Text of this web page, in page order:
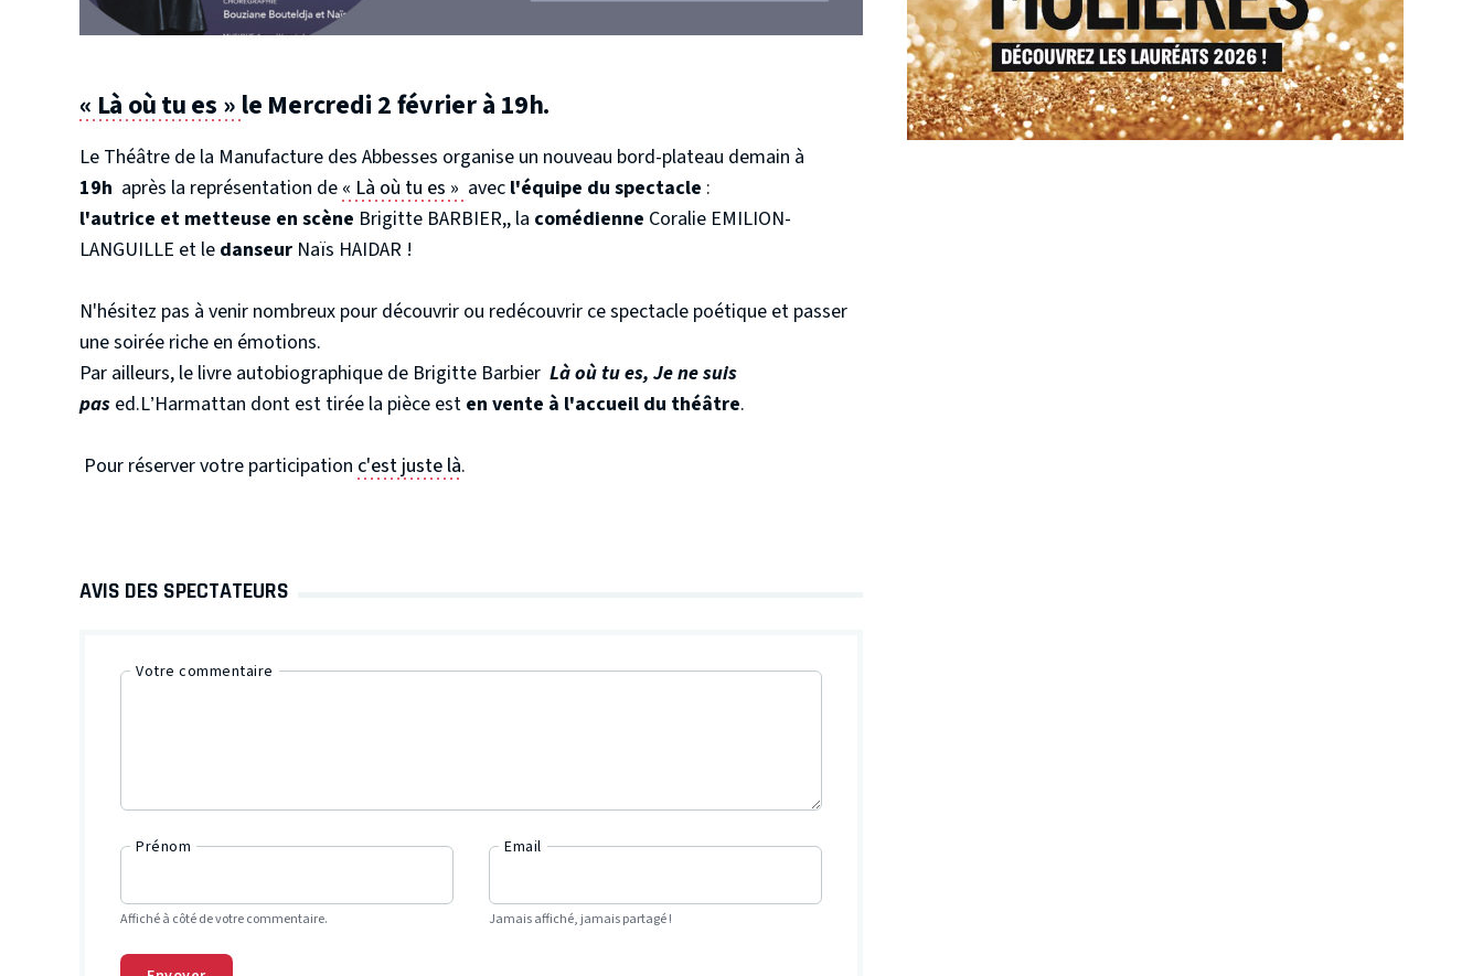
« Là où tu es » le Mercredi 2 février à 19h.
Le Théâtre de la Manufacture des Abbesses organise un nouveau bord-plateau demain à
19h après la représentation de « Là où tu es » avec l'équipe du spectacle :
l'autrice et metteuse en scène Brigitte BARBIER,, la comédienne Coralie EMILION-
LANGUILLE et le danseur Naïs HAIDAR !
N'hésitez pas à venir nombreux pour découvrir ou redécouvrir ce spectacle poétique et passer
une soirée riche en émotions.
Par ailleurs, le livre autobiographique de Brigitte Barbier Là où tu es, Je ne suis
pas ed.L’Harmattan dont est tirée la pièce est en vente à l'accueil du théâtre.
Pour réserver votre participation c'est juste là.
AVIS DES SPECTATEURS
Votre commentaire
Prénom
Affiché à côté de votre commentaire.
Email
Jamais affiché, jamais partagé !